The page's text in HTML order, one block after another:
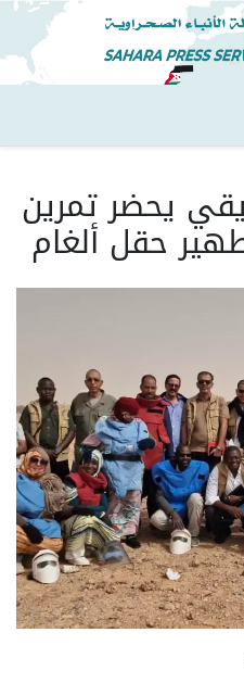
تجاوز
إلى
المحتوى
الرئيسي
يحضر تمرين
حقل ألغام